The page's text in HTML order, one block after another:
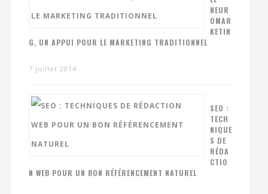
NEUR
OMAR
KETIN
G, UN APPUI POUR LE MARKETING TRADITIONNEL
7 juillet 2014
SEO :
TECH
NIQUE
S DE
RÉDA
CTIO
N WEB POUR UN BON RÉFÉRENCEMENT NATUREL